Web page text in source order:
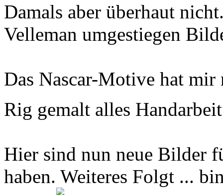
Damals aber überhaut
Velleman umgestiegen
Das Nascar-Motive hat mir
Rig gemalt alles
Hier sind nun neue Bilder
haben. Weiteres Folgt ...